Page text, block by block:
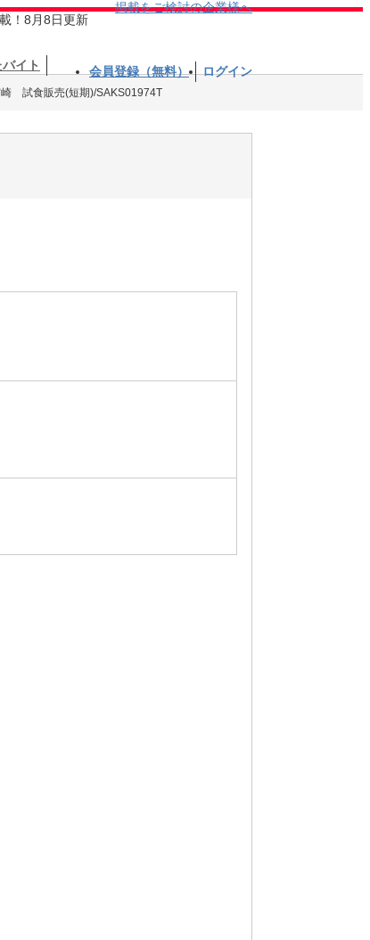
！8月8日更新
掲載をご検討の企業様へ
イト 会員登録（無料） ログイン
崎 試食販売(短期)/SAKS01974T